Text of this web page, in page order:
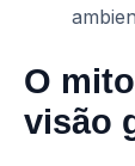
O
visão